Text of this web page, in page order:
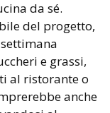
da sé.
del progetto,
e grassi,
al ristorante o
anche